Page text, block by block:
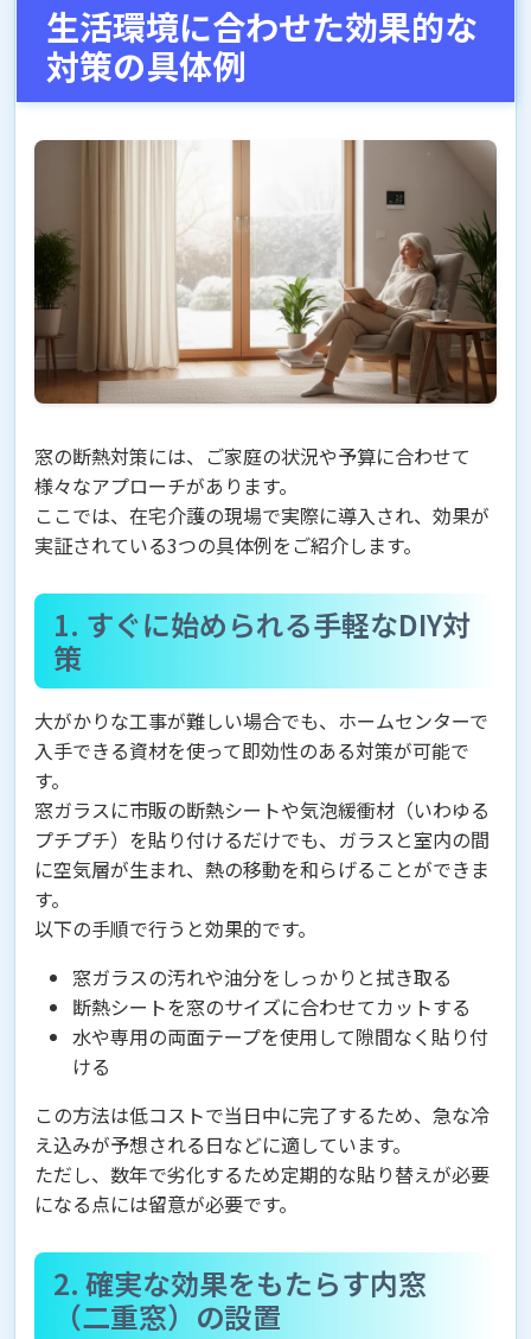
生活環境に合わせた効果的な
対策の具体例
窓の断熱対策には、ご家庭の状況や予算に合わせて
様々なアプローチがあります。
ここでは、在宅介護の現場で実際に導入され、効果が
実証されている3つの具体例をご紹介します。
1. すぐに始められる手軽なDIY対
策
大がかりな工事が難しい場合でも、ホームセンターで
入手できる資材を使って即効性のある対策が可能で
す。
窓ガラスに市販の断熱シートや気泡緩衝材（いわゆる
プチプチ）を貼り付けるだけでも、ガラスと室内の間
に空気層が生まれ、熱の移動を和らげることができま
す。
以下の手順で行うと効果的です。
窓ガラスの汚れや油分をしっかりと拭き取る
断熱シートを窓のサイズに合わせてカットする
水や専用の両面テープを使用して隙間なく貼り付
ける
この方法は低コストで当日中に完了するため、急な冷
え込みが予想される日などに適しています。
ただし、数年で劣化するため定期的な貼り替えが必要
になる点には留意が必要です。
2. 確実な効果をもたらす内窓
（二重窓）の設置